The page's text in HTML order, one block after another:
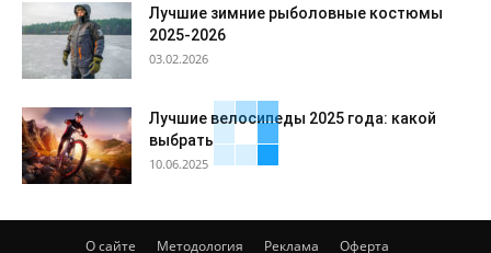
Лучшие зимние рыболовные костюмы
2025-2026
03.02.2026
Лучшие велосипеды 2025 года: какой
выбрать
10.06.2025
О сайте Методология Реклама Оферта